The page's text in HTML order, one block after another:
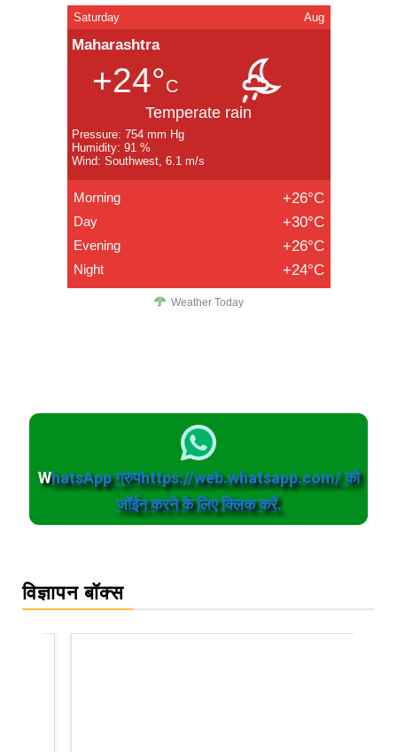
Saturday Aug
Maharashtra
+24°C
Temperate rain
Pressure: 754 mm Hg
Humidity: 91 %
Wind: Southwest, 6.1 m/s
Morning +26°C
Day +30°C
Evening +26°C
Night +24°C
Weather Today
WhatsApp ग्रुपhttps://web.whatsapp.com/ को
जॉईन करने के लिए क्लिक करें.
विज्ञापन बॉक्स